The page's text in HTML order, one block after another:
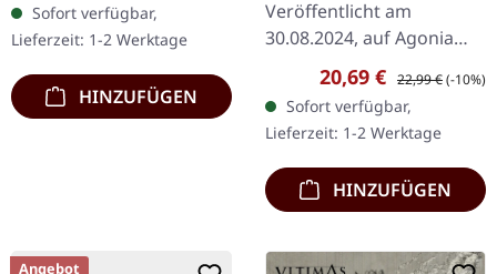
Splattern im Gatefold-
Cover.…
Sofort verfügbar,
Lieferzeit: 1-2 Werktage
HINZUFÜGEN
Veröffentlicht am
30.08.2024, auf Agonia
Records. "Red Smoke"
Vinyl. Limitiert auf 100
Exemplare. Die
schwedischen Death
Metal Titanen…
Verkaufspreis:
20,69 € Regulärer Preis:
22,99 €(-10%)
Sofort verfügbar,
Lieferzeit: 1-2 Werktage
HINZUFÜGEN
Angebot